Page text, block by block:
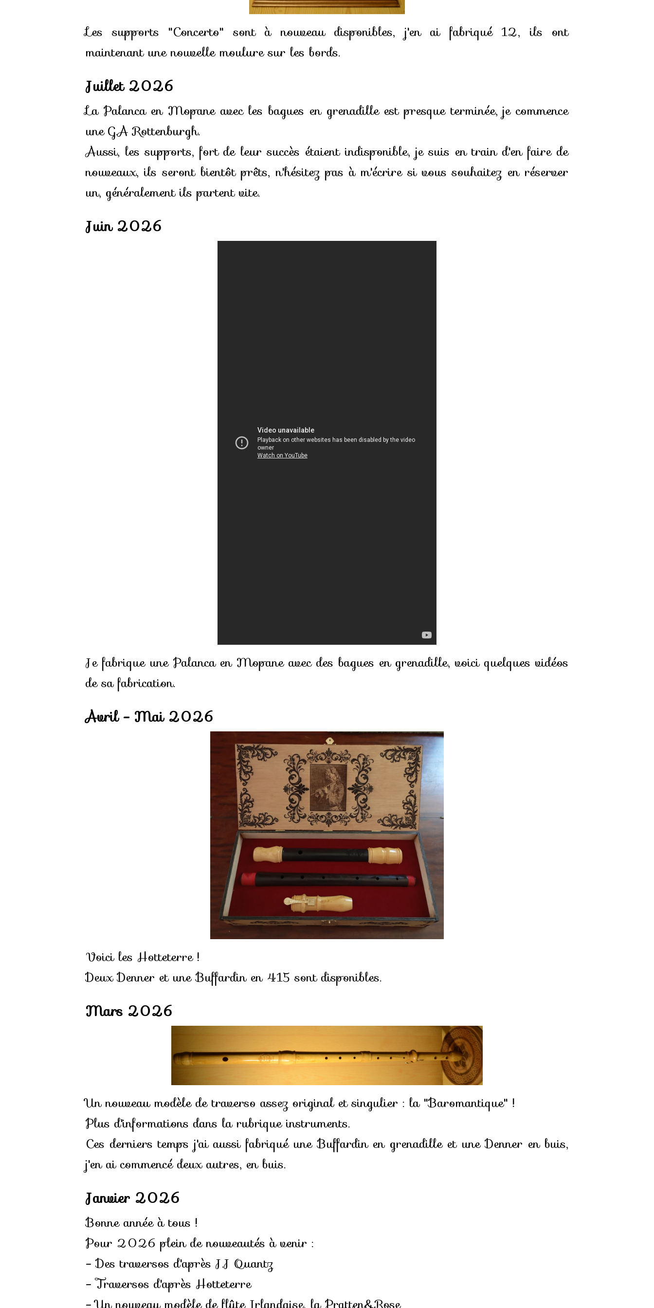
Les supports "Concerto" sont à nouveau disponibles, j'en ai fabriqué 12, ils ont
maintenant une nouvelle moulure sur les bords.
Juillet 2026
La Palanca en Mopane avec les bagues en grenadille est presque terminée, je commence
une G.A Rottenburgh.
Aussi, les supports, fort de leur succès étaient indisponible, je suis en train d'en faire de
nouveaux, ils seront bientôt prêts, n'hésitez pas à m'écrire si vous souhaitez en réserver
un, généralement ils partent vite.
Juin 2026
Je fabrique une Palanca en Mopane avec des bagues en grenadille, voici quelques vidéos
de sa fabrication.
Avril - Mai 2026
Voici les Hotteterre !
Deux Denner et une Buffardin en 415 sont disponibles.
Mars 2026
Un nouveau modèle de traverso assez original et singulier : la "Baromantique" !
Plus d'informations dans la rubrique instruments.
Ces derniers temps j'ai aussi fabriqué une Buffardin en grenadille et une Denner en buis,
j'en ai commencé deux autres, en buis.
Janvier 2026
Bonne année à tous !
Pour 2026 plein de nouveautés à venir :
- Des traversos d'après J.J Quantz
- Traversos d'après Hotteterre
- Un nouveau modèle de flûte Irlandaise, la Pratten&Rose